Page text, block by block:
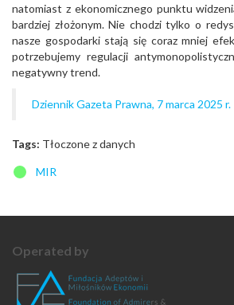
natomiast z ekonomicznego punktu
bardziej złożonym. Nie chodzi tylko o
nasze gospodarki stają się coraz mniej
potrzebujemy regulacji
negatywny trend.
Dziennik Gazeta Prawna, 7 marca 2025 r.
Tags: Tłoczone z danych
MIR
Operated by